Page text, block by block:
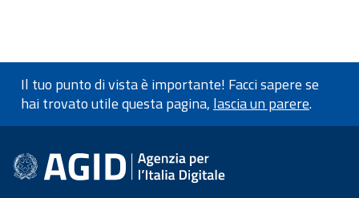
Il tuo punto di vista è importante! Facci sapere se
hai trovato utile questa pagina, lascia un parere.
Informazioni a piè di